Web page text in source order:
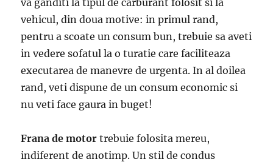
vehicul, din doua motive: in primul rand,
pentru a scoate un consum bun, trebuie sa aveti
in vedere sofatul la o turatie care faciliteaza
executarea de manevre de urgenta. In al doilea
rand, veti dispune de un consum economic si
nu veti face gaura in buget!
Frana de motor trebuie folosita mereu,
indiferent de anotimp. Un stil de condus